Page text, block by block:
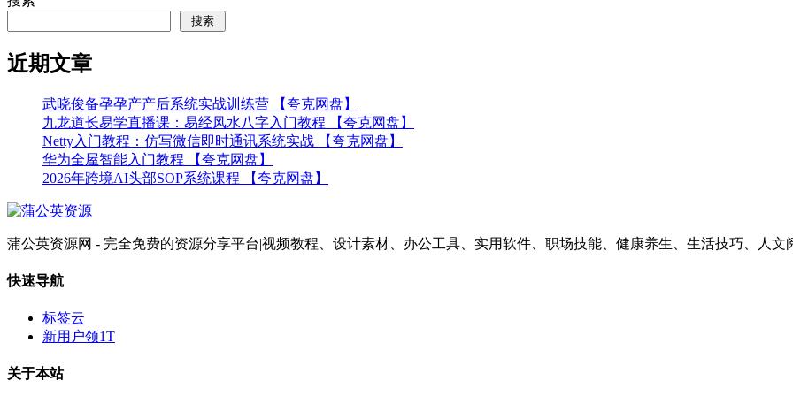
搜索
近期文章
武晓俊备孕孕产产后系统实战训练营 【夸克网盘】
九龙道长易学直播课：易经风水八字入门教程 【夸克网盘】
Netty入门教程：仿写微信即时通讯系统实战 【夸克网盘】
华为全屋智能入门教程 【夸克网盘】
2026年跨境AI头部SOP系统课程 【夸克网盘】
蒲公英资源网 - 完全免费的资源分享平台|视频教程、设计素材、办公工具、实用软件、职场技能、健康养生、生活技巧、人文
快速导航
标签云
新用户领1T
关于本站